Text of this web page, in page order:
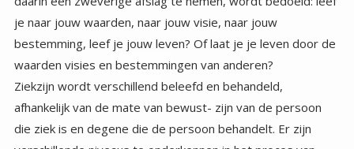
waarden visies en bestemmingen van anderen?
Ziekzijn wordt verschillend beleefd en behandeld,
afhankelijk van de mate van bewust- zijn van de persoon
die ziek is en degene die de persoon behandelt. Er zijn
verschillende niveaus te onderkennen in het proces van
ziekzijn en beter worden. Elk niveau heeft zijn eigen